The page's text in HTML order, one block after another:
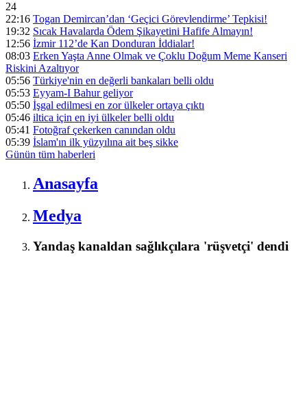
24
22:16 Togan Demircan’dan ‘Geçici Görevlendirme’ Tepkisi!
19:32 Sıcak Havalarda Ödem Şikayetini Hafife Almayın!
12:56 İzmir 112’de Kan Donduran İddialar!
08:03 Erken Yaşta Anne Olmak ve Çoklu Doğum Meme Kanseri
Riskini Azaltıyor
05:56 Türkiye'nin en değerli bankaları belli oldu
05:53 Eyyam-I Bahur geliyor
05:50 İşgal edilmesi en zor ülkeler ortaya çıktı
05:46 iltica için en iyi ülkeler belli oldu
05:41 Fotoğraf çekerken canından oldu
05:39 İslam'ın ilk yüzyılına ait beş sikke
Günün tüm haberleri
Anasayfa
Medya
Yandaş kanaldan sağlıkçılara 'rüşvetçi' dendi